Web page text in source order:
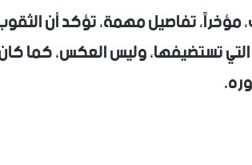
تفاصيل مهمة، تؤكد أن
تستضيفها، وليس العكس، كما